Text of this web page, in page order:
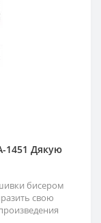
1451 Дякую
бисером
свою